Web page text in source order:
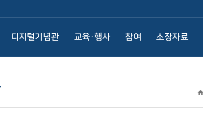
디지털기념관 교육·행사 참여 소장자료